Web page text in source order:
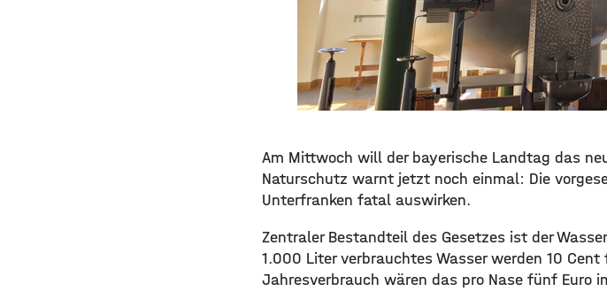
Am Mittwoch will der bayerische Landtag das
Naturschutz warnt jetzt noch einmal: Die
Unterfranken fatal auswirken.
Zentraler Bestandteil des Gesetzes ist der
1.000 Liter verbrauchtes Wasser werden 10
Jahresverbrauch wären das pro Nase fünf Euro